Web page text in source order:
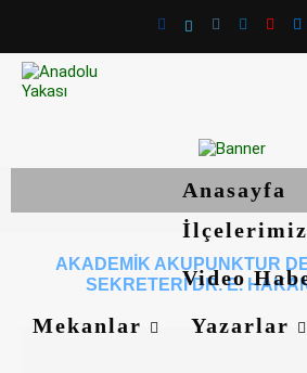
Anasayfa
İlçelerimiz
Video
Mekanlar
Yazarlar
AKADEMIK AKUPUNKTUR
SEKRETERI DR. E.